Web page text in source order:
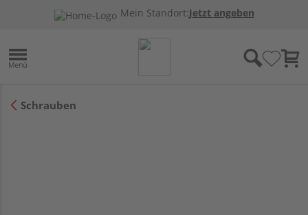
Mein Standort:Jetzt angeben
Schrauben